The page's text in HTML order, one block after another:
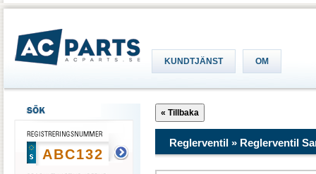
KUNDTJÄNST OM
Reglerventil » Reglerventil